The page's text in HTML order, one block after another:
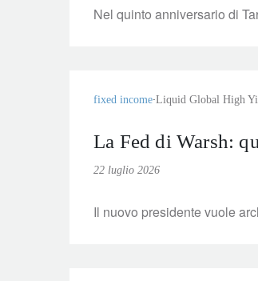
Nel quinto anniversario di
fixed income Liquid Global High
La Fed di Warsh:
22 luglio 2026
Il nuovo presidente vuole